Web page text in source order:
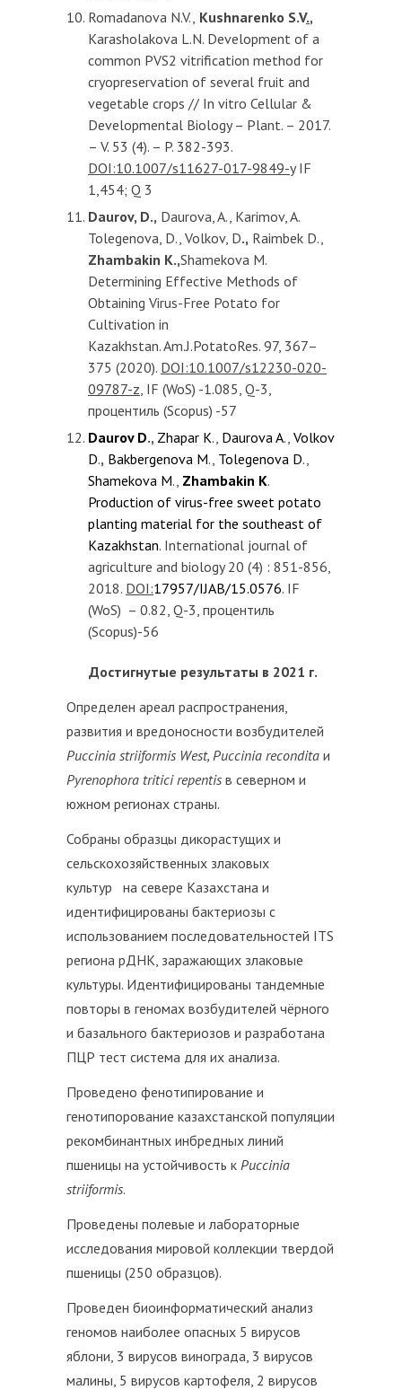
Romadanova N.V., Kushnarenko S.V.,
Karasholakova L.N. Development of a
common PVS2 vitrification method for
cryopreservation of several fruit and
vegetable crops // In vitro Cellular &
Developmental Biology – Plant. – 2017.
– V. 53 (4). – P. 382-393.
DOI:10.1007/s11627-017-9849-yIF
1,454; Q 3
Daurov, D., Daurova, A., Karimov, A.
Tolegenova, D., Volkov, D., Raimbek D.,
Zhambakin K.,Shamekova M.
Determining Effective Methods of
Obtaining Virus-Free Potato for
Cultivation in
Kazakhstan. Am.J.PotatoRes. 97, 367–
375 (2020). DOI:10.1007/s12230-020-
09787-z, IF (WoS) -1.085, Q-3,
процентиль (Scopus) -57
Daurov D., Zhapar K., Daurova A., Volkov
D., Bakbergenova M., Tolegenova D.,
Shamekova M., Zhambakin K.
Production of virus-free sweet potato
planting material for the southeast of
Kazakhstan. International journal of
agriculture and biology 20 (4) : 851-856,
2018. DOI:17957/IJAB/15.0576. IF
(WoS) – 0.82, Q-3, процентиль
(Scopus)-56
Достигнутые результаты в 2021 г.
Определен ареал распространения,
развития и вредоносности возбудителей
Puccinia striiformis West, Puccinia recondita и
Pyrenophora tritici repentis в северном и
южном регионах страны.
Собраны образцы дикорастущих и
сельскохозяйственных злаковых
культур на севере Казахстана и
идентифицированы бактериозы с
использованием последовательностей ITS
региона рДНК, заражающих злаковые
культуры. Идентифицированы тандемные
повторы в геномах возбудителей чёрного
и базального бактериозов и разработана
ПЦР тест система для их анализа.
Проведено фенотипирование и
генотипорование казахстанской популяции
рекомбинантных инбредных линий
пшеницы на устойчивость к Puccinia
striiformis.
Проведены полевые и лабораторные
исследования мировой коллекции твердой
пшеницы (250 образцов).
Проведен биоинформатический анализ
геномов наиболее опасных 5 вирусов
яблони, 3 вирусов винограда, 3 вирусов
малины, 5 вирусов картофеля, 2 вирусов